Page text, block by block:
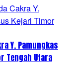
Y. Pamungkas
Tengah Utara